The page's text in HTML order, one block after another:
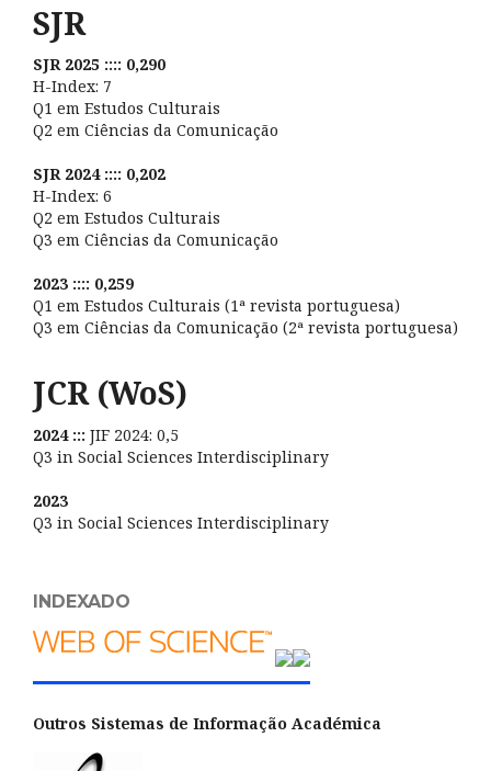
SJR
SJR 2025 :::: 0,290
H-Index: 7
Q1 em Estudos Culturais
Q2 em Ciências da Comunicação
SJR 2024 :::: 0,202
H-Index: 6
Q2 em Estudos Culturais
Q3 em Ciências da Comunicação
2023 :::: 0,259
Q1 em Estudos Culturais (1ª revista portuguesa)
Q3 em Ciências da Comunicação (2ª revista portuguesa)
JCR (WoS)
2024 ::: JIF 2024: 0,5
Q3 in Social Sciences Interdisciplinary
2023
Q3 in Social Sciences Interdisciplinary
INDEXADO
Outros Sistemas de Informação Académica